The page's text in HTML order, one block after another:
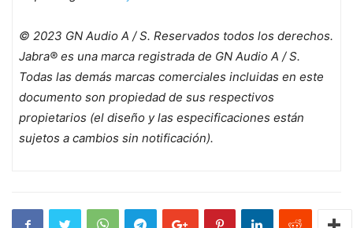
© 2023 GN Audio A / S. Reservados todos los derechos.
Jabra® es una marca registrada de GN Audio A / S.
Todas las demás marcas comerciales incluidas en este
documento son propiedad de sus respectivos
propietarios (el diseño y las especificaciones están
sujetos a cambios sin notificación).